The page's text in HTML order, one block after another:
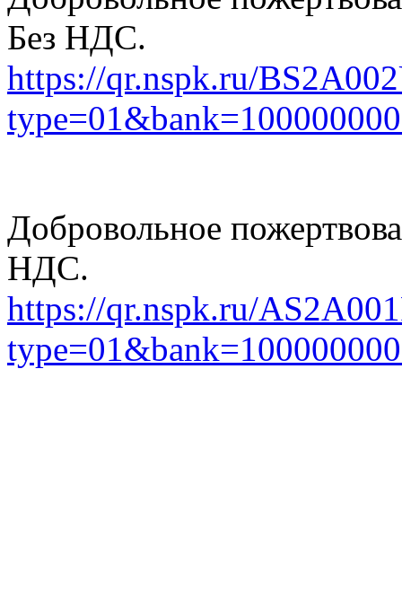
Без НДС.
https://qr.nspk.ru/
Добровольное
НДС.
https://qr.nspk.ru/